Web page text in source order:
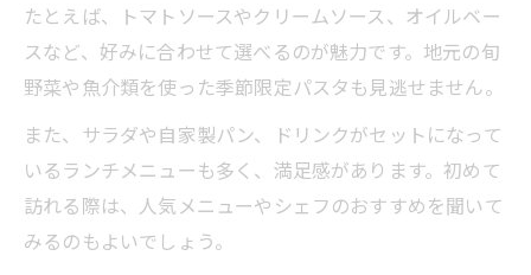
は
パスタ人気店で楽しむ糟屋郡のイタリアン
体験
糟屋郡イタリアンランチのおすすめメニュ
ー紹介
ランチに最適なイタリアンの選び方ガイド
糟屋郡で話題のイタリアンランチを満喫し
たとえば、トマトソースやクリームソース、オイルベー
スなど、好みに合わせて選べるのが魅力です。地元の旬
野菜や魚介類を使った季節限定パスタも見逃せません。
また、サラダや自家製パン、ドリンクがセットになって
いるランチメニューも多く、満足感があります。初めて
訪れる際は、人気メニューやシェフのおすすめを聞いて
みるのもよいでしょう。